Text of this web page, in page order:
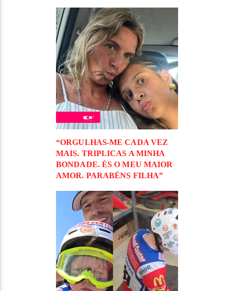
“ORGULHAS-ME CADA VEZ
MAIS. TRIPLICAS A MINHA
BONDADE. ÉS O MEU MAIOR
AMOR. PARABÉNS FILHA”